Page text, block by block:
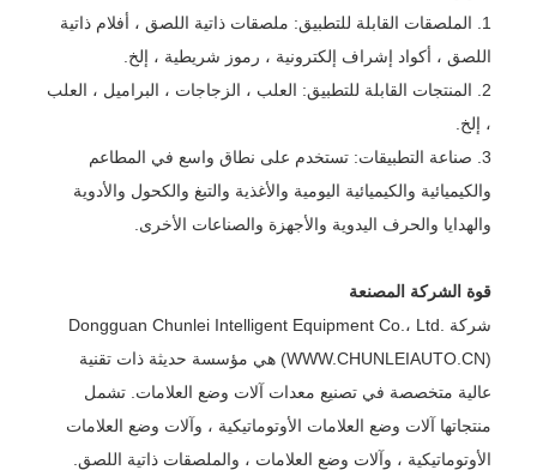
1. الملصقات القابلة للتطبيق: ملصقات ذاتية اللصق ، أفلام ذاتية
اللصق ، أكواد إشراف إلكترونية ، رموز شريطية ، إلخ.
2. المنتجات القابلة للتطبيق: العلب ، الزجاجات ، البراميل ، العلب
، إلخ.
3. صناعة التطبيقات: تستخدم على نطاق واسع في المطاعم
والكيميائية والكيميائية اليومية والأغذية والتبغ والكحول والأدوية
والهدايا والحرف اليدوية والأجهزة والصناعات الأخرى.
قوة الشركة المصنعة
شركة Dongguan Chunlei Intelligent Equipment Co.، Ltd.
(WWW.CHUNLEIAUTO.CN) هي مؤسسة حديثة ذات تقنية
عالية متخصصة في تصنيع معدات آلات وضع العلامات. تشمل
منتجاتها آلات وضع العلامات الأوتوماتيكية ، وآلات وضع العلامات
الأوتوماتيكية ، وآلات وضع العلامات ، والملصقات ذاتية اللصق.